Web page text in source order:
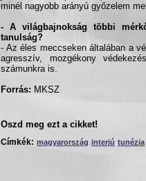
minél nagyobb arányú győzelem
- A világbajnokság többi
tanulság?
- Az éles meccseken általában a
agresszív, mozgékony
számunkra is.
Forrás: MKSZ
Oszd meg ezt a cikket!
Címkék: magyarország interjú tunézia